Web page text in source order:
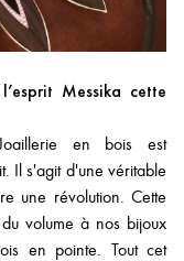
Messika cette
en bois est
Il s'agit d'une véritable
une révolution. Cette
volume à nos bijoux
en pointe. Tout cet